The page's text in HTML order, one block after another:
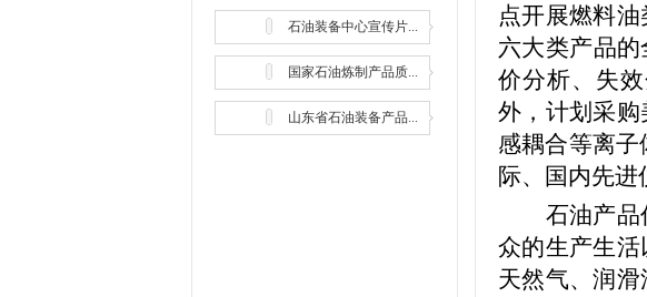
石油装备中心宣传片...
国家石油炼制产品质...
山东省石油装备产品...
点开展燃料
六大类产品
价分析、失
外，计划采
感耦合等离子
际、国内先进
石油产品
众的生产生
天然气、润